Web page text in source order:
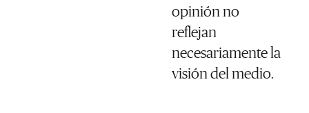
opinión no
reflejan
necesariamente la
visión del medio.